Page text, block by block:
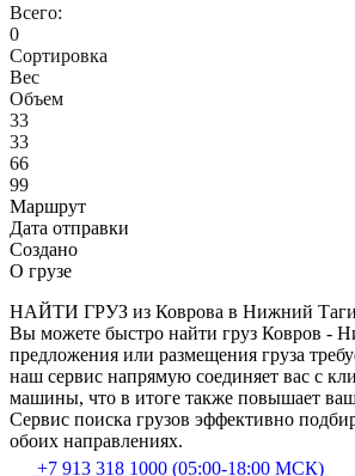
Всего:
0
Сортировка
Вес
Объем
33
33
66
99
Маршрут
Дата отправки
Создано
О грузе
НАЙТИ ГРУЗ из Коврова в Нижний
Вы можете быстро найти груз Ковров -
предложения или размещения груза
наш сервис напрямую соединяет вас с
машины, что в итоге также повышает
Сервис поиска грузов эффективно
обоих направлениях.
+7 913 318 1000 (05:00-18:00 МСК)